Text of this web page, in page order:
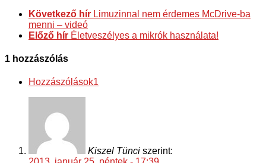
Következő hír Limuzinnal nem érdemes McDrive-ba
menni – videó
Előző hír Életveszélyes a mikrók használata!
1 hozzászólás
Hozzászólások1
Kiszel Tünci szerint: